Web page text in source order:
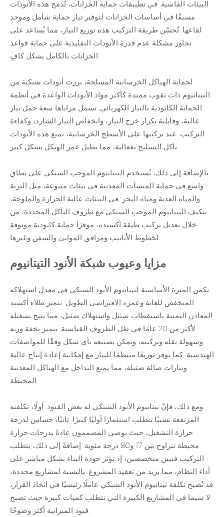
البيئات القاسية. في تطبيقات حماية الخزانات، تُدمج هذه الأنودات
مسبقًا في أساسات الخزانات لتوفير تيار حماية شامل وموحد
لقاعها. تُحسّن طريقة التركيب هذه توزيع التيار، مما يُساعد على
تجاوز مشكلة عدم قدرة الأنودات التقليدية على حماية قواعد
الخزانات بالكامل بشكل كافٍ.
لحماية الهياكل الخرسانية المسلحة، برزت
أنودات شبكية من
التيتانيوم ذات ثقوب ممتدة كأكثر مواد الأنودات الواعدة في أنظمة
الحماية الكاثودية بالتيار الكهربائي. تشمل مزاياها سعة حمل تيار
عالية، وقابلية تكرار خرج التيار، وانخفاض التيار الشارد، وكفاءة
التركيب. عند تركيبها على الأسطح الخرسانية، تمنع هذه الأنودات
تآكل التسليح بفعالية، مما يطيل عمر الهيكل بشكل كبير.
بالإضافة إلى ذلك، يُستخدم التيتانيوم الموجب الشبكي على نطاق
واسع في حماية المنشآت المعدنية في بيئات متنوعة، مثل التربة
والمياه العذبة ومياه البحر. في البيئات عالية الحرارة والملوحة،
يتكيف التيتانيوم الموجب الشبكي مع ظروف التآكل المحددة، من
خلال تعديل تركيب طبقة أكسيده، موفرًا حماية كاثودية موثوقة
لخطوط الأنابيب ومرافق الموانئ والسفن وغيرها.
مزايا وعيوب شبكة الأنود التيتانيوم
تكمن الميزة الأساسية لتيتانيوم الأنود الشبكي في معدل استهلاكه
المنخفض للغاية وعمره الافتراضي الطويل. يتميز طلاء أكسيد
المعادن الثمينة باستقطاب ضئيل واستهلاك ضئيل، مما يتيح تشغيله
لأكثر من 20 عامًا في ظل الظروف القياسية. يتميز بخفة وزنه
وسهولة نقله وتركيبه، ويمكن تصنيعه بأي شكل وفقًا للمواصفات
الهندسية. كما يوفر توزيعًا منتظمًا للتيار مع إمكانية إعادة إنتاج عالية
وتيارات ضالة ضئيلة، مما يمنع التداخل مع الهياكل المعدنية
المحيطة.
ومع ذلك، فإنّ تيتانيوم الأنود الشبكي له بعض القيود. أولًا، تكلفته
المرتفعة نسبيًا تتطلب استثمارًا أوليًا كبيرًا. ثانيًا، حساس لدرجة
حرارة التشغيل، حيث يوصي المصممون عادةً بدرجات حرارة
محيطة تتراوح بين 17 و80 درجة مئوية. إضافةً إلى ذلك، يتطلب
التركيب فنيين متخصصين، إذ تؤثر جودة البناء بشكل مباشر على
أداء النظام، مما يزيد من تعقيد المشروع. بالنسبة لمشاريع محددة،
قد تُصبح تكلفة تيتانيوم الأنود الشبكي عاملًا رئيسيًا في اتخاذ القرار،
لا سيما في المشاريع الكبيرة التي تتطلب كميات كبيرة حيث تصبح
قيود الميزانية أكثر وضوحًا.